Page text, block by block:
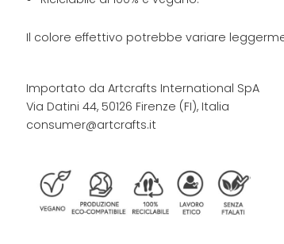
Il colore effettivo potrebbe variare
Importato da Artcrafts International SpA
Via Datini 44, 50126 Firenze (FI), Italia
consumer@artcrafts.it